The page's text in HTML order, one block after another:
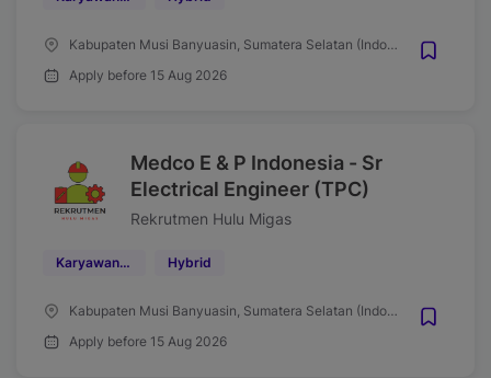
Kabupaten Musi Banyuasin, Sumatera Selatan (Indonesia)
Apply before 15 Aug 2026
Medco E & P Indonesia - Sr
Electrical Engineer (TPC)
Rekrutmen Hulu Migas
Karyawan Kontrak Hybrid
Kabupaten Musi Banyuasin, Sumatera Selatan (Indonesia)
Apply before 15 Aug 2026